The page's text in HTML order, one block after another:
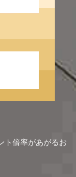
ト倍率があがるお